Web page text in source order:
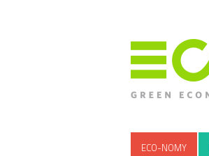
ECO-NOMY